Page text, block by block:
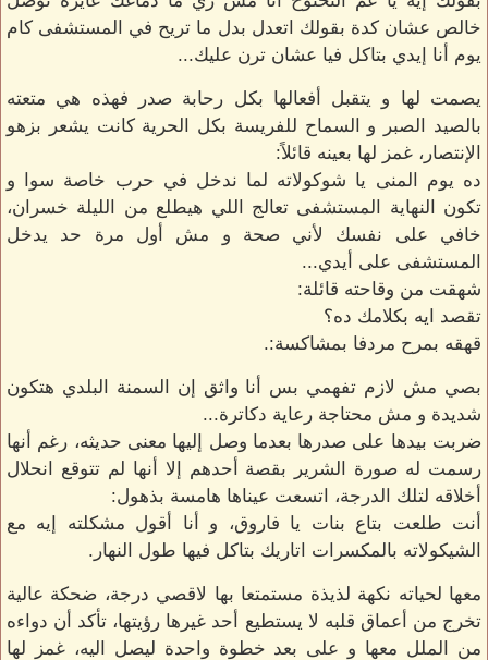
خالص عشان كدة بقولك اتعدل بدل ما تريح في المستشفى كام
يوم أنا إيدي بتاكل فيا عشان ترن عليك...
يصمت لها و يتقبل أفعالها بكل رحابة صدر فهذه هي متعته
بالصيد الصبر و السماح للفريسة بكل الحرية كانت يشعر بزهو
الإنتصار، غمز لها بعينه قائلاً:
ده يوم المنى يا شوكولاته لما ندخل في حرب خاصة سوا و
تكون النهاية المستشفى تعالج اللي هيطلع من الليلة خسران،
خافي على نفسك لأني صحة و مش أول مرة حد يدخل
المستشفى على أيدي...
شهقت من وقاحته قائلة:
تقصد ايه بكلامك ده؟
قهقه بمرح مردفا بمشاكسة:.
بصي مش لازم تفهمي بس أنا واثق إن السمنة البلدي هتكون
شديدة و مش محتاجة رعاية دكاترة...
ضربت بيدها على صدرها بعدما وصل إليها معنى حديثه، رغم أنها
رسمت له صورة الشرير بقصة أحدهم إلا أنها لم تتوقع انحلال
أخلاقه لتلك الدرجة، اتسعت عيناها هامسة بذهول:
أنت طلعت بتاع بنات يا فاروق، و أنا أقول مشكلته إيه مع
الشيكولاته بالمكسرات اتاريك بتاكل فيها طول النهار.
معها لحياته نكهة لذيذة مستمتعا بها لاقصي درجة، ضحكة عالية
تخرج من أعماق قلبه لا يستطيع أحد غيرها رؤيتها، تأكد أن دواءه
من الملل معها و على بعد خطوة واحدة ليصل اليه، غمز لها